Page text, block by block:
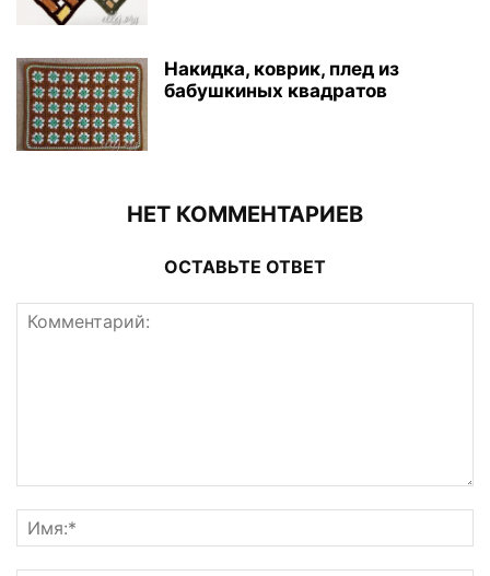
Накидка, коврик, плед из
бабушкиных квадратов
НЕТ КОММЕНТАРИЕВ
ОСТАВЬТЕ ОТВЕТ